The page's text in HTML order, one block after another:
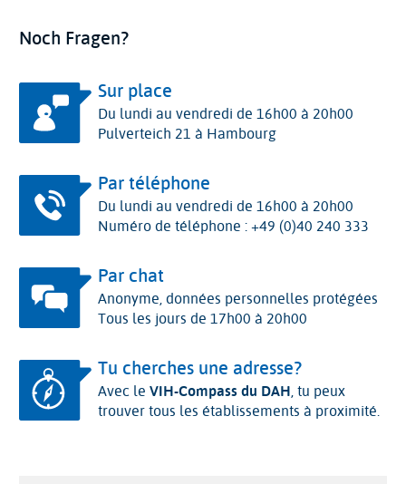
Noch Fragen?
Sur place
Du lundi au vendredi de 16h00 à 20h00
Pulverteich 21 à Hambourg
Par téléphone
Du lundi au vendredi de 16h00 à 20h00
Numéro de téléphone : +49 (0)40 240 333
Par chat
Anonyme, données personnelles protégées
Tous les jours de 17h00 à 20h00
Tu cherches une adresse?
Avec le VIH-Compass du DAH, tu peux
trouver tous les établissements à proximité.